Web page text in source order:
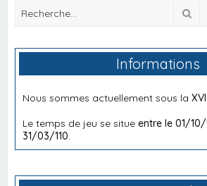
Informations
Nous sommes actuellement sous la
Le temps de jeu se situeentre le 01/
31/03/110